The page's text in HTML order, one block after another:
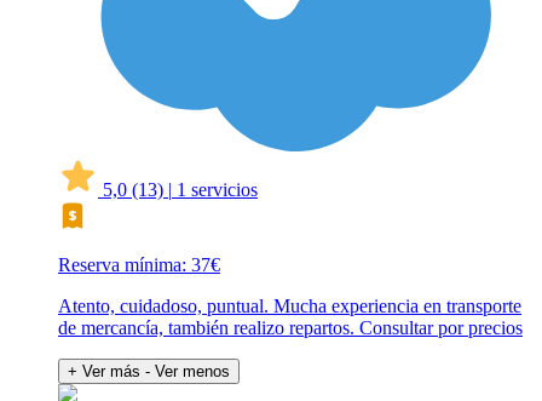
5,0 (13) | 1 servicios
Reserva mínima: 37€
Atento, cuidadoso, puntual. Mucha experiencia en transporte
de mercancía, también realizo repartos. Consultar por precios
+ Ver más - Ver menos